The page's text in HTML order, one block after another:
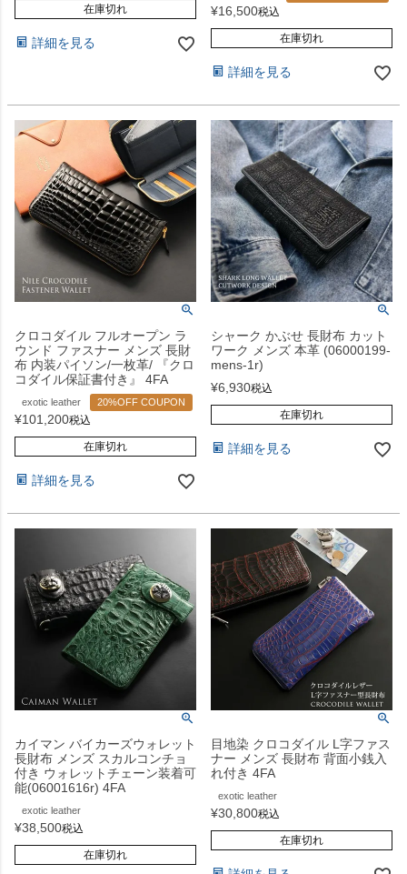
在庫切れ
詳細を見る
¥16,500税込
在庫切れ
詳細を見る
クロコダイル フルオープン ラ
ウンド ファスナー メンズ 長財
布 内装パイソン/一枚革/ 『クロ
コダイル保証書付き』 4FA
exotic leather 20%OFF COUPON
¥101,200税込
在庫切れ
詳細を見る
シャーク かぶせ 長財布 カット
ワーク メンズ 本革 (06000199-
mens-1r)
¥6,930税込
在庫切れ
詳細を見る
カイマン バイカーズウォレット
長財布 メンズ スカルコンチョ
付き ウォレットチェーン装着可
能(06001616r) 4FA
exotic leather
¥38,500税込
在庫切れ
目地染 クロコダイル L字ファス
ナー メンズ 長財布 背面小銭入
れ付き 4FA
exotic leather
¥30,800税込
在庫切れ